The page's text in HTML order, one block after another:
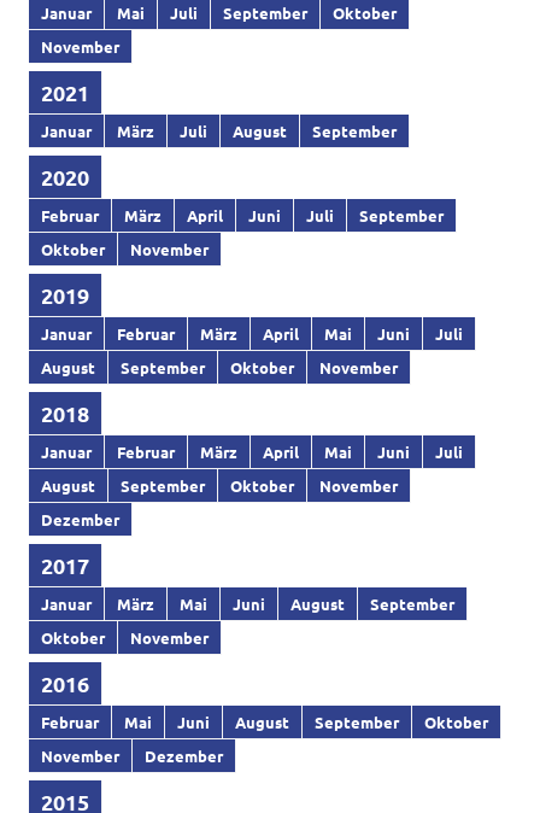
Januar Mai Juli September
Oktober
November
2021
Januar März Juli August September
2020
Februar März April Juni Juli
September
Oktober
November
2019
Januar Februar März April Mai Juni
Juli
August
September Oktober November
2018
Januar Februar März April Mai Juni
Juli
August
September Oktober
November
Dezember
2017
Januar März Mai Juni August
September
Oktober
November
2016
Februar Mai Juni August September
Oktober
November
Dezember
2015